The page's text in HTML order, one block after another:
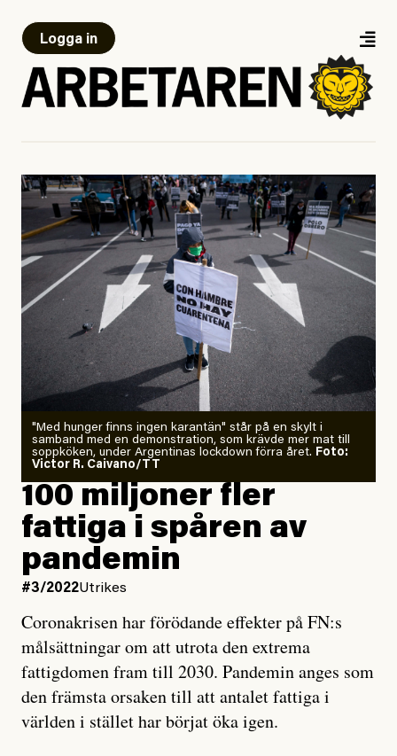
Logga in
"Med hunger finns ingen karantän" står på en skylt i
samband med en demonstration, som krävde mer mat till
soppköken, under Argentinas lockdown förra året. Foto:
Victor R. Caivano/TT
100 miljoner fler
fattiga i spåren av
pandemin
#3/2022Utrikes
Coronakrisen har förödande effekter på FN:s
målsättningar om att utrota den extrema
fattigdomen fram till 2030. Pandemin anges som
den främsta orsaken till att antalet fattiga i
världen i stället har börjat öka igen.